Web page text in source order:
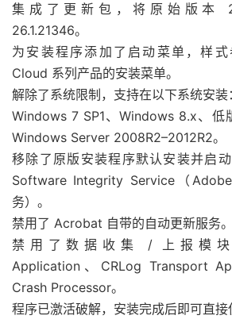
集成了更新包，将原始版本
26.1.21346。
为安装程序添加了启动菜单，样
Cloud 系列产品的安装菜单。
解除了系统限制，支持在以下系统安装：
Windows 7 SP1、Windows 8.x、低
Windows Server 2008R2–2012R2。
移除了原版安装程序默认安装并启
Software Integrity Service（
务）。
禁用了 Acrobat 自带的自动更新服务。
禁用了数据收集 / 上报模块
Application、CRLog Transport
Crash Processor。
程序已激活破解，安装完成后即可直接